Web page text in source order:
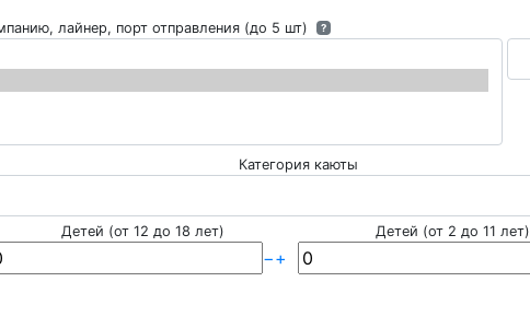
лайнер, порт отправления (до 5 шт) ?
Категория каюты
Детей (от 12 до 18 лет)
−+
Детей (от 2 до 11 лет)